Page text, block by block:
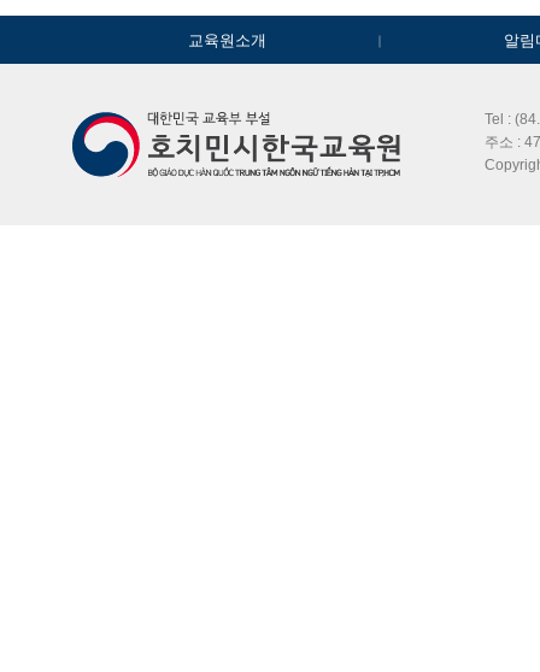
교육원소개 알림
Tel :
주소 :